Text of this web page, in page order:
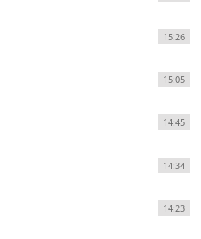
15:26
15:05
14:45
14:34
14:23